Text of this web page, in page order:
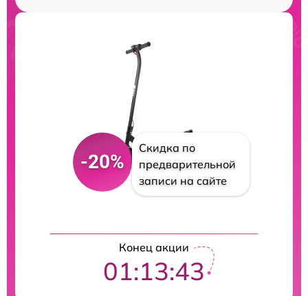
-20%
Скидка по
предварительной
записи на сайте
Конец акции
01:13:42